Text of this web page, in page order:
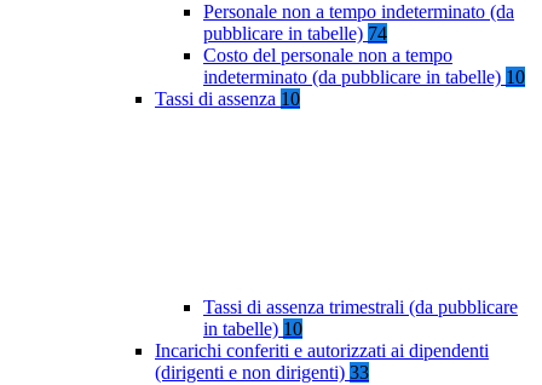
Personale non a tempo indeterminato (da
pubblicare in tabelle) 74
Costo del personale non a tempo
indeterminato (da pubblicare in tabelle) 10
Tassi di assenza 10
Tassi di assenza trimestrali (da pubblicare
in tabelle) 10
Incarichi conferiti e autorizzati ai dipendenti
(dirigenti e non dirigenti) 33